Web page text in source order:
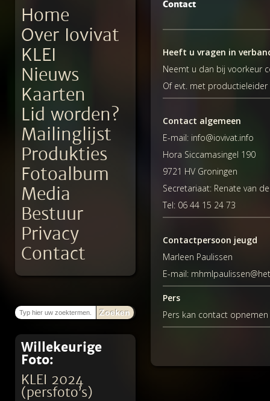
Home
Over Iovivat
KLEI
Nieuws
Kaarten
Lid worden?
Mailinglijst
Produkties
Fotoalbum
Media
Bestuur
Privacy
Contact
Zoeken
Willekeurige
Foto:
KLEI 2024
(persfoto’s)
Contact
Heeft u vragen in
Neemt u dan bij voorkeur
Of evt. met productieleider
Contact algemeen
E-mail: info@iovivat.info
Hora Siccamasingel 190
9721 HV Groningen
Secretariaat: Renate van
Tel: 06 44 15 24 73
Contactpersoon jeugd
Marleen Paulissen
E-mail:
Pers
Pers kan contact